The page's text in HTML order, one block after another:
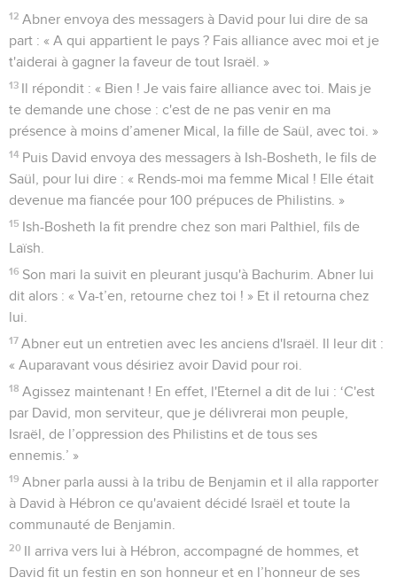
12 Abner envoya des messagers à David pour lui dire de sa
part : « A qui appartient le pays ? Fais alliance avec moi et je
t'aiderai à gagner la faveur de tout Israël. »
13 Il répondit : « Bien ! Je vais faire alliance avec toi. Mais je
te demande une chose : c'est de ne pas venir en ma
présence à moins d’amener Mical, la fille de Saül, avec toi. »
14 Puis David envoya des messagers à Ish-Bosheth, le fils de
Saül, pour lui dire : « Rends-moi ma femme Mical ! Elle était
devenue ma fiancée pour 100 prépuces de Philistins. »
15 Ish-Bosheth la fit prendre chez son mari Palthiel, fils de
Laïsh.
16 Son mari la suivit en pleurant jusqu'à Bachurim. Abner lui
dit alors : « Va-t’en, retourne chez toi ! » Et il retourna chez
lui.
17 Abner eut un entretien avec les anciens d'Israël. Il leur dit :
« Auparavant vous désiriez avoir David pour roi.
18 Agissez maintenant ! En effet, l'Eternel a dit de lui : ‘C'est
par David, mon serviteur, que je délivrerai mon peuple,
Israël, de l’oppression des Philistins et de tous ses
ennemis.’ »
19 Abner parla aussi à la tribu de Benjamin et il alla rapporter
à David à Hébron ce qu'avaient décidé Israël et toute la
communauté de Benjamin.
20 Il arriva vers lui à Hébron, accompagné de hommes, et
David fit un festin en son honneur et en l’honneur de ses